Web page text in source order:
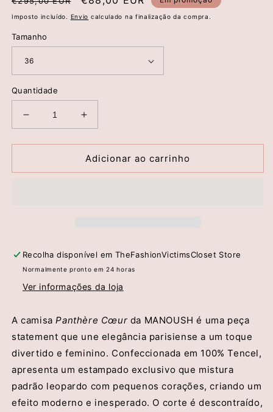
normal
de
Imposto incluído. Envio calculado na finalização da compra.
Tamanho
Quantidade
Diminuir
a
quantidade
Camisa
Aumentar
a
quantidade
de
Camisa
Adicionar ao carrinho
Recolha disponível em TheFashionVictimsCloset Store
Normalmente pronto em 24 horas
Ver informações da loja
A camisaPanthère Cœur da MANOUSH é uma peça
statement que une elegância parisiense a um toque
divertido e feminino. Confeccionada em 100% Tencel,
apresenta um estampado exclusivo que mistura
padrão leopardo com pequenos corações, criando um
efeito moderno e inesperado. O corte é descontraído,